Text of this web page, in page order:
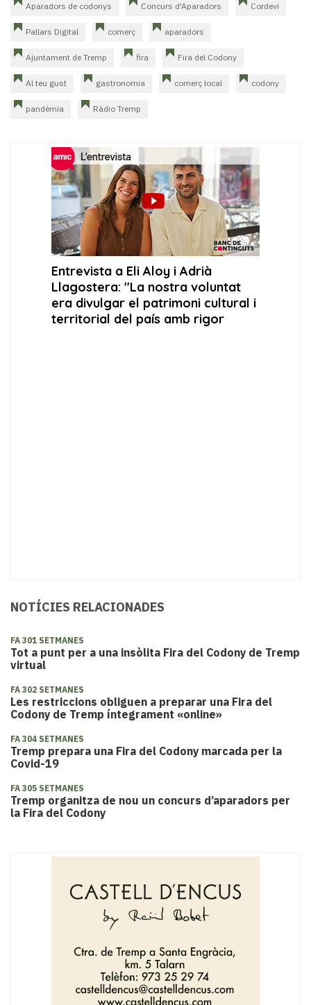
Aparadors de codonys Concurs d'Aparadors Cordevi
Pallars Digital comerç aparadors
Ajuntament de Tremp fira Fira del Codony
Al teu gust gastronomia comerç local codony
pandèmia Ràdio Tremp
NOTÍCIES RELACIONADES
FA 301 SETMANES
Tot a punt per a una insòlita Fira del Codony de Tremp
virtual
FA 302 SETMANES
Les restriccions obliguen a preparar una Fira del
Codony de Tremp íntegrament «online»
FA 304 SETMANES
Tremp prepara una Fira del Codony marcada per la
Covid-19
FA 305 SETMANES
Tremp organitza de nou un concurs d’aparadors per
la Fira del Codony